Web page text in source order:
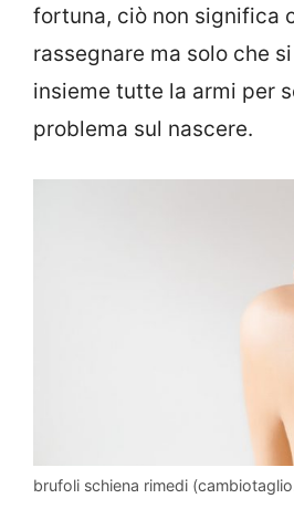
fortuna, ciò non significa
rassegnare ma solo che
insieme tutte la armi per
problema sul nascere.
brufoli schiena rimedi